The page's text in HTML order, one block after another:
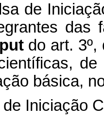
de
das
do art. 3º,
básica,
Iniciação